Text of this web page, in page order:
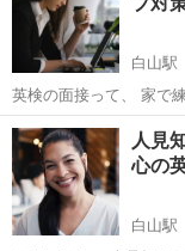
白山駅
英検の面接って、 家で
に止まってしまうことがあります。 緊張して
白になる。 答え方を忘れる
は、 ...
東京 文京区 白
人見
心の
白山駅